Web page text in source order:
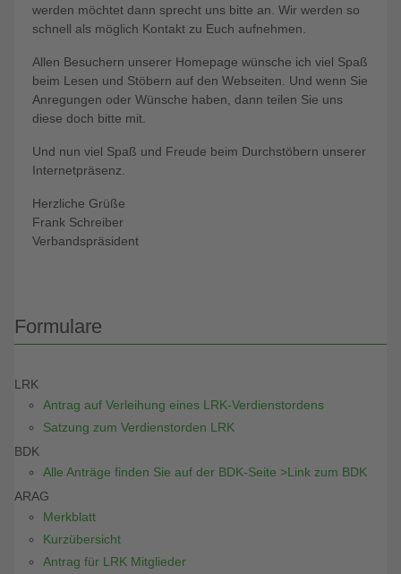
werden möchtet dann sprecht uns bitte an. Wir werden so
schnell als möglich Kontakt zu Euch aufnehmen.
Allen Besuchern unserer Homepage wünsche ich viel Spaß
beim Lesen und Stöbern auf den Webseiten. Und wenn Sie
Anregungen oder Wünsche haben, dann teilen Sie uns
diese doch bitte mit.
Und nun viel Spaß und Freude beim Durchstöbern unserer
Internetpräsenz.
Herzliche Grüße
Frank Schreiber
Verbandspräsident
Formulare
LRK
Antrag auf Verleihung eines LRK-Verdienstordens
Satzung zum Verdienstorden LRK
BDK
Alle Anträge finden Sie auf der BDK-Seite >Link zum BDK
ARAG
Merkblatt
Kurzübersicht
Antrag für LRK Mitglieder